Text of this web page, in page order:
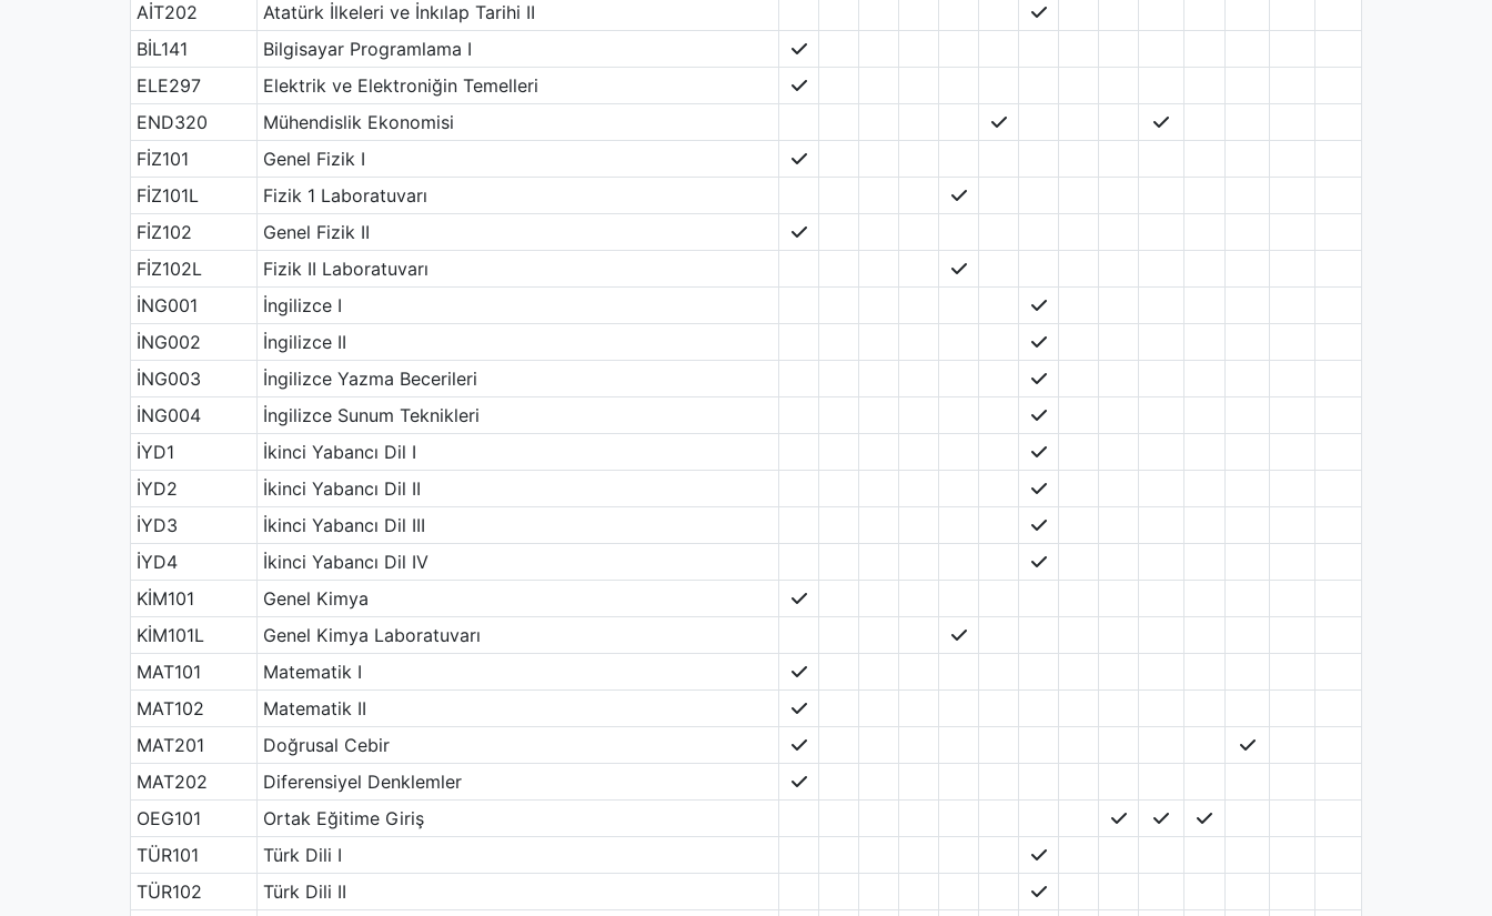
AİT202
Atatürk İlkeleri ve İnkılap Tarihi II
BİL141
Bilgisayar Programlama I
ELE297
Elektrik ve Elektroniğin Temelleri
END320
Mühendislik Ekonomisi
FİZ101
Genel Fizik I
FİZ101L
Fizik 1 Laboratuvarı
FİZ102
Genel Fizik II
FİZ102L
Fizik II Laboratuvarı
İNG001
İngilizce I
İNG002
İngilizce II
İNG003
İngilizce Yazma Becerileri
İNG004
İngilizce Sunum Teknikleri
İYD1
İkinci Yabancı Dil I
İYD2
İkinci Yabancı Dil II
İYD3
İkinci Yabancı Dil III
İYD4
İkinci Yabancı Dil IV
KİM101
Genel Kimya
KİM101L
Genel Kimya Laboratuvarı
MAT101
Matematik I
MAT102
Matematik II
MAT201
Doğrusal Cebir
MAT202
Diferensiyel Denklemler
OEG101
Ortak Eğitime Giriş
TÜR101
Türk Dili I
TÜR102
Türk Dili II